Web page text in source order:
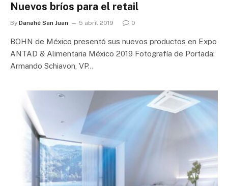
Nuevos bríos para el retail
By Danahé San Juan 5 abril 2019 0
BOHN de México presentó sus nuevos productos en Expo
ANTAD & Alimentaria México 2019 Fotografía de Portada:
Armando Schiavon, VP…